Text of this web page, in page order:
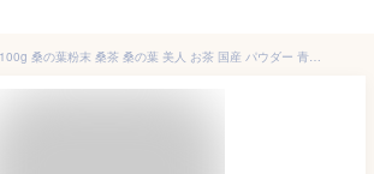
桑の葉茶 粉末 100g 桑の葉粉末 桑茶 桑の葉 美人 お茶 国産 パウダー 青汁 糖質 血糖値 体脂肪 ノンカフェイン 健康茶 健康飲料 | 日本茶 桑 粉末茶 無農薬 カフェインレス ダイエット 冷茶 血圧 妊娠糖尿病 妊婦 農薬不使用 静岡茶園 楽天1位